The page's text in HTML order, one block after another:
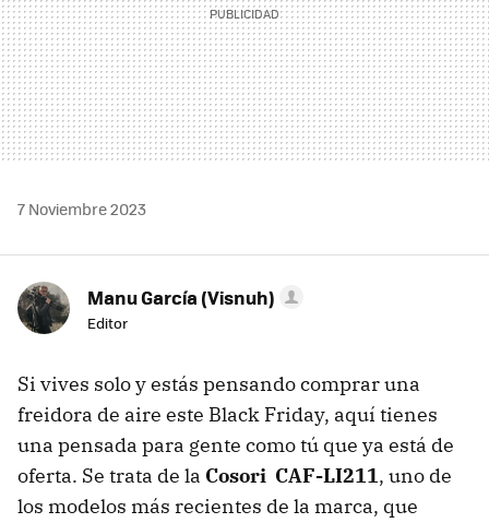
7 Noviembre 2023
Manu García (Visnuh)
Editor
Si vives solo y estás pensando comprar una
freidora de aire este Black Friday, aquí tienes
una pensada para gente como tú que ya está de
oferta. Se trata de la Cosori CAF-LI211, uno de
los modelos más recientes de la marca, que